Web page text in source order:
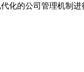
化的公司管理机制